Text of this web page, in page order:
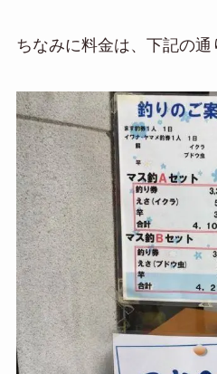
ちなみに料金は、下記の通